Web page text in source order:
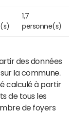
1,7
personne(s)
des données
la commune.
calculé à partir
de tous les
de foyers